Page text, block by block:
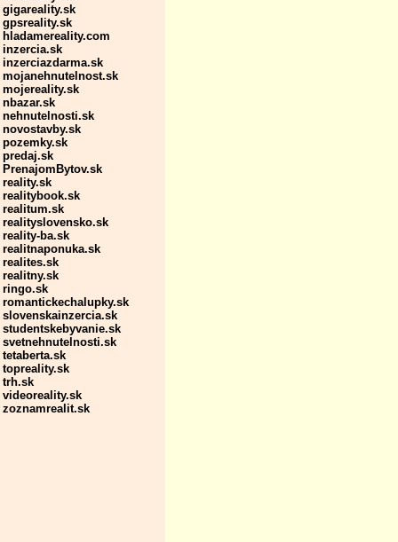
gigareality.sk
gpsreality.sk
hladamereality.com
inzercia.sk
inzerciazdarma.sk
mojanehnutelnost.sk
mojereality.sk
nbazar.sk
nehnutelnosti.sk
novostavby.sk
pozemky.sk
predaj.sk
PrenajomBytov.sk
reality.sk
realitybook.sk
realitum.sk
realityslovensko.sk
reality-ba.sk
realitnaponuka.sk
realites.sk
realitny.sk
ringo.sk
romantickechalupky.sk
slovenskainzercia.sk
studentskebyvanie.sk
svetnehnutelnosti.sk
tetaberta.sk
topreality.sk
trh.sk
videoreality.sk
zoznamrealit.sk